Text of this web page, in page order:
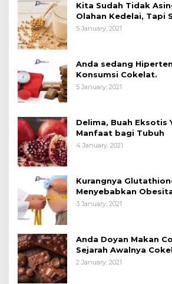
Kita Sudah Tidak
Olahan Kedelai, Tapi
Manfaatnya untuk
5 January, 2021
Anda sedang
Konsumsi Cokelat.
5 January, 2021
Delima, Buah Eksotis
Manfaat bagi Tubuh
4 January, 2021
Kurangnya
Menyebabkan
3 January, 2021
Anda Doyan Makan
Sejarah Awalnya
2 January, 2021